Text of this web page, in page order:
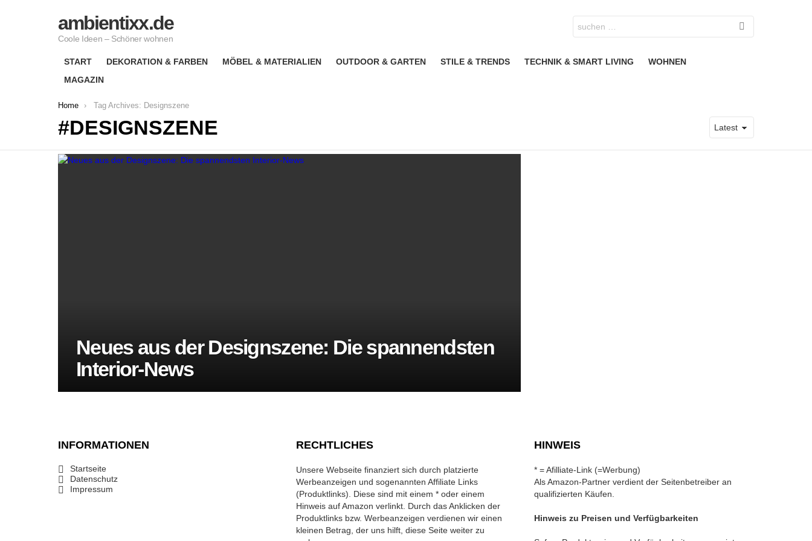
ambientixx.de
Coole Ideen – Schöner wohnen
for:
START DEKORATION & FARBEN MÖBEL & MATERIALIEN OUTDOOR & GARTEN STILE & TRENDS TECHNIK & SMART LIVING
WOHNEN
MAGAZIN
You are here:
Home Tag Archives: Designszene
DESIGNSZENE
LATEST
Neues aus der Designszene: Die spannendsten
Interior-News
INFORMATIONEN
Startseite
Datenschutz
Impressum
RECHTLICHES
Unsere Webseite finanziert sich durch platzierte
Werbeanzeigen und sogenannten Affiliate Links
(Produktlinks). Diese sind mit einem * oder einem
Hinweis auf Amazon verlinkt. Durch das Anklicken der
Produktlinks bzw. Werbeanzeigen verdienen wir einen
kleinen Betrag, der uns hilft, diese Seite weiter zu
HINWEIS
* = Afilliate-Link (=Werbung)
Als Amazon-Partner verdient der Seitenbetreiber an
qualifizierten Käufen.
Hinweis zu Preisen und Verfügbarkeiten